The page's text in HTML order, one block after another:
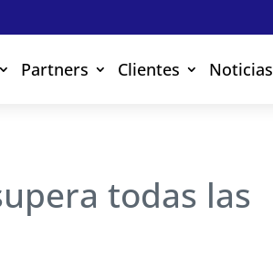
Partners Clientes Noticias
todas las